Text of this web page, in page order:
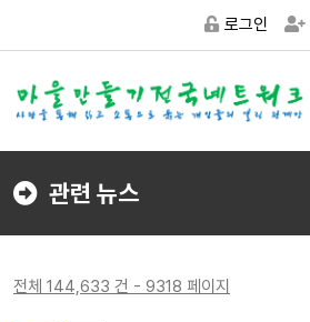
로그인
관련 뉴스
전체 144,633 건 - 9318 페이지